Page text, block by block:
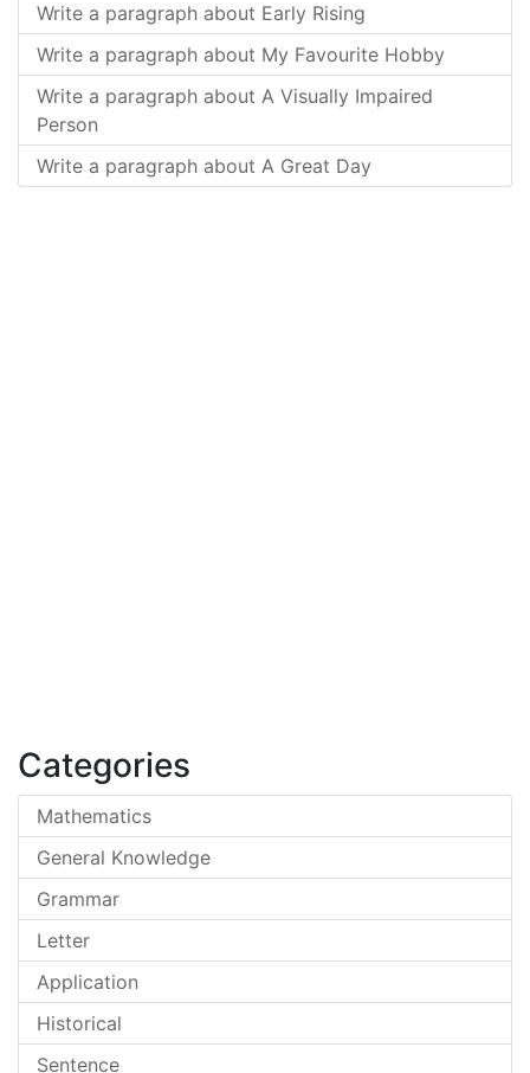
Write a paragraph about Early Rising
Write a paragraph about My Favourite Hobby
Write a paragraph about A Visually Impaired
Person
Write a paragraph about A Great Day
Categories
Mathematics
General Knowledge
Grammar
Letter
Application
Historical
Sentence